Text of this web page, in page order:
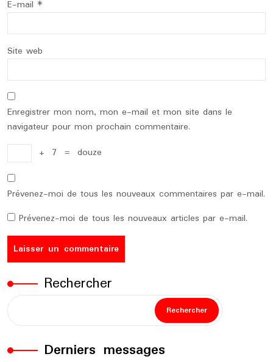
E-mail *
Site web
Enregistrer mon nom, mon e-mail et mon site dans le
navigateur pour mon prochain commentaire.
+ 7 = douze
Prévenez-moi de tous les nouveaux commentaires par e-mail.
Prévenez-moi de tous les nouveaux articles par e-mail.
Rechercher
Rechercher
Derniers messages